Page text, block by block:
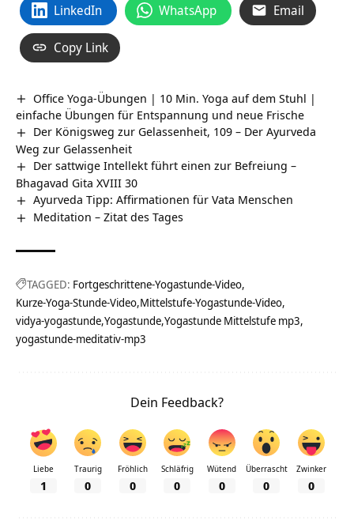
LinkedIn WhatsApp Email
Copy Link
Office Yoga-Übungen | 10 Min. Yoga auf dem Stuhl |
einfache Übungen für Entspannung und neue Frische
Der Königsweg zur Gelassenheit, 109 – Der Ayurveda
Weg zur Gelassenheit
Der sattwige Intellekt führt einen zur Befreiung –
Bhagavad Gita XVIII 30
Ayurveda Tipp: Affirmationen für Vata Menschen
Meditation – Zitat des Tages
TAGGED: Fortgeschrittene-Yogastunde-Video
Kurze-Yoga-Stunde-Video Mittelstufe-Yogastunde-Video
vidya-yogastunde Yogastunde Yogastunde Mittelstufe mp3
yogastunde-meditativ-mp3
Dein Feedback?
Liebe
1
Traurig
0
Fröhlich
0
Schläfrig
0
Wütend
0
Überrascht
0
Zwinker
0